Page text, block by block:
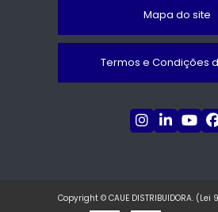
Mapa do site
Termos e Condições
Copyright © CAUE DISTRIBUIDORA.